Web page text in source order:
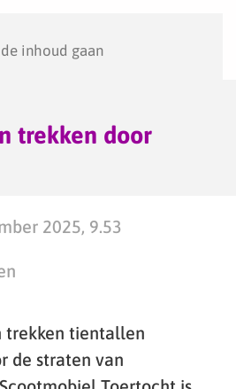
inhoud gaan
trekken door
2025, 9.53
trekken tientallen
de straten van